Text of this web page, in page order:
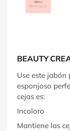
BEAUTY
Use este jabón
esponjoso
cejas es:
Incoloro
Mantiene las